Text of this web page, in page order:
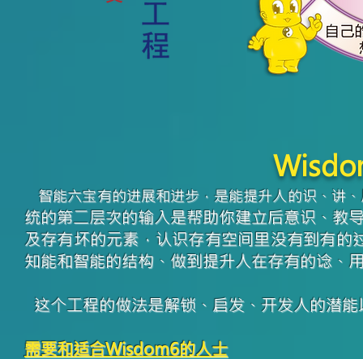
智能六宝有的进展和进步，是能提升人的识、讲
统的第二层次的输入是帮助你建立后意识、教
及存有坏的元素，认识存有空间里没有到有
知能和智能的结构、做到提升人在存有的谂、
这个工程的做法是解锁、启发、开发人的潜
需要和适合Wisdom6的人士